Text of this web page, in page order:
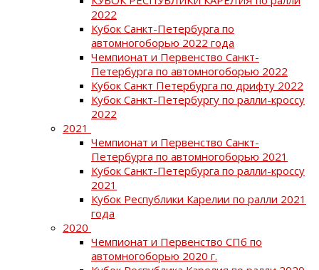
2022
Кубок Санкт-Петербурга по
автомногоборью 2022 года
Чемпионат и Первенство Санкт-
Петербурга по автомногоборью 2022
Кубок Санкт Петербурга по дрифту 2022
Кубок Санкт-Петербургу по ралли-кроссу
2022
2021
Чемпионат и Первенство Санкт-
Петербурга по автомногоборью 2021
Кубок Санкт-Петербурга по ралли-кроссу
2021
Кубок Республики Карелии по ралли 2021
года
2020
Чемпионат и Первенство СПб по
автомногоборью 2020 г.